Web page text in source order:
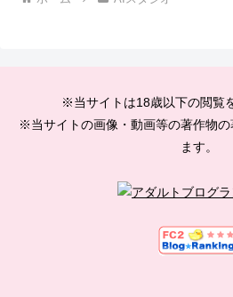
※当サイトは18歳以下の閲覧
※当サイトの画像・動画等の著作物
ます。